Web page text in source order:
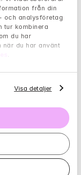
från din
och analysföretag
tur kombinera
du har
när du har använt
Visa detaljer
hos en
den
att söka